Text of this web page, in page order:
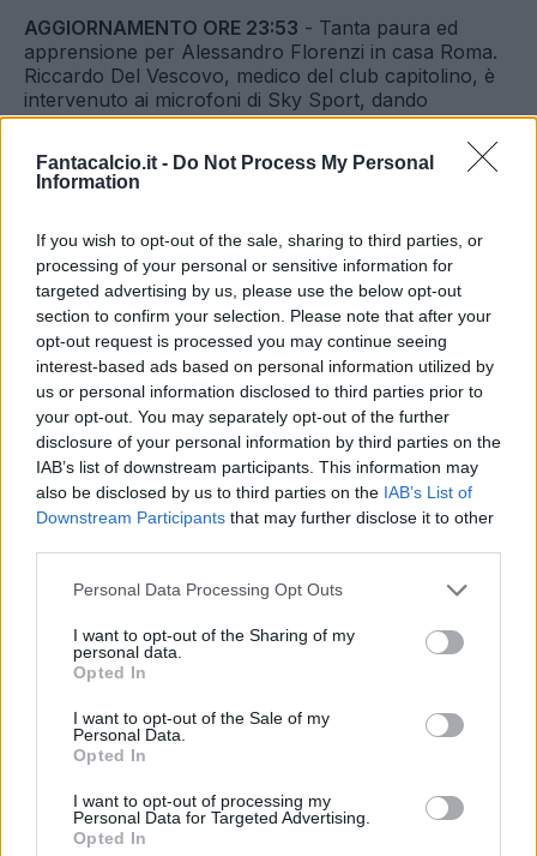
Fantacalcio.it - Do Not Process My Personal
Information
If you wish to opt-out of the sale, sharing to third parties, or
processing of your personal or sensitive information for
targeted advertising by us, please use the below opt-out
section to confirm your selection. Please note that after your
opt-out request is processed you may continue seeing
interest-based ads based on personal information utilized by
us or personal information disclosed to third parties prior to
your opt-out. You may separately opt-out of the further
disclosure of your personal information by third parties on the
IAB’s list of downstream participants. This information may
also be disclosed by us to third parties on the IAB’s List of
Downstream Participants that may further disclose it to other
Personal Data Processing Opt Outs
I want to opt-out of the Sharing of my
personal data.
Opted In
I want to opt-out of the Sale of my
Personal Data.
Opted In
I want to opt-out of processing my
Personal Data for Targeted Advertising.
Opted In
AGGIORNAMENTO ORE 23:53 - Tanta paura ed
apprensione per Alessandro Florenzi in casa Roma.
Riccardo Del Vescovo, medico del club capitolino, è
intervenuto ai microfoni di Sky Sport, dando
delucidazioni sulle condizioni del calciatore: "C'è un
trauma distrattivo violento al ginocchio sinistro. Il
giocatore ha avvertito un fortissimo dolore. È difficile
fare valutazioni in questo momento ma posso
ginocchio non si è gonfiato eccessivamente e il test
sul crociato anteriore ha dato esito positivo,
risultando stabile. Faremo ritorno a Roma per fare
esami approfonditi e controllare se ci sono fratture o
lesioni meniscali. Ripeto: la lesione al crociato ci
appare l'ipotesi meno probabile".
Pessime notizie per laRoma: Alessandro
Florenziè stato costretto al cambio all'85' del
match in casa delSassuolo. Il jolly è stato
rilevato da Totti, dopo aver poggiato male la
gamba in seguito ad uno stacco di testa.
Grandissima preoccupazione in casa Roma: la
paura concreta è quella della rottura del
crociato. Florenzi è uscito in barella tra le
lacrime, rivolgendosi così a
Mister, mi
aggiornamenti.
Autore
Redazione Fantacalcio.it